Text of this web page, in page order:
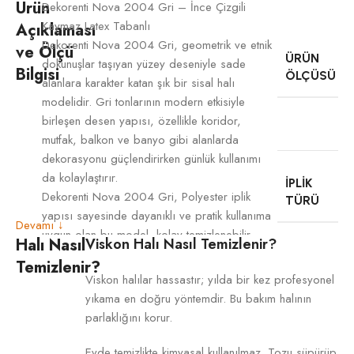
Ürün
Açıklaması
ve Ölçü
Bilgisi
Dekorenti Nova 2004 Gri – İnce Çizgili
Kaymaz Latex Tabanlı
Dekorenti Nova 2004 Gri, geometrik ve etnik
dokunuşlar taşıyan yüzey deseniyle sade
alanlara karakter katan şık bir sisal halı
modelidir. Gri tonlarının modern etkisiyle
birleşen desen yapısı, özellikle koridor,
mutfak, balkon ve banyo gibi alanlarda
dekorasyonu güçlendirirken günlük kullanımı
da kolaylaştırır.
Dekorenti Nova 2004 Gri, Polyester iplik
yapısı sayesinde dayanıklı ve pratik kullanıma
uygun olan bu model, kolay temizlenebilir
yüzeyi ile günlük yaşamda rahatlık sağlar.
Piyasada leke tutmaz halı olarak bilinen yapısı
sayesinde yoğun kullanılan alanlarda tercih
sebebidir. 3 mm ince yapısı , kapı altlarında
rahat kullanım sunarken; latex kaymaz tabanı
zeminde daha güvenli ve dengeli bir kullanım
ÜRÜN
ÖLÇÜSÜ
İPLIK
TÜRÜ
TABAN
Devamı ↓
Halı Nasıl
Temizlenir?
Viskon Halı Nasıl Temizlenir?
Viskon halılar hassastır; yılda bir kez profesyonel
yıkama en doğru yöntemdir. Bu bakım halının
parlaklığını korur.